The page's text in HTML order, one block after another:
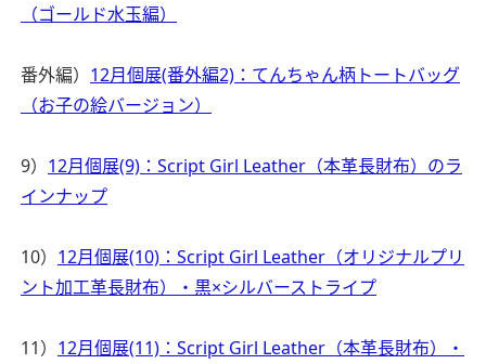
（ゴールド水玉編）
番外編） 12月個展(番外編2)：てんちゃん柄トートバッグ
（お子の絵バージョン）
9） 12月個展(9)：Script Girl Leather（本革長財布）のラ
インナップ
10） 12月個展(10)：Script Girl Leather（オリジナルプリ
ント加工革長財布）・黒×シルバーストライプ
11） 12月個展(11)：Script Girl Leather（本革長財布）・